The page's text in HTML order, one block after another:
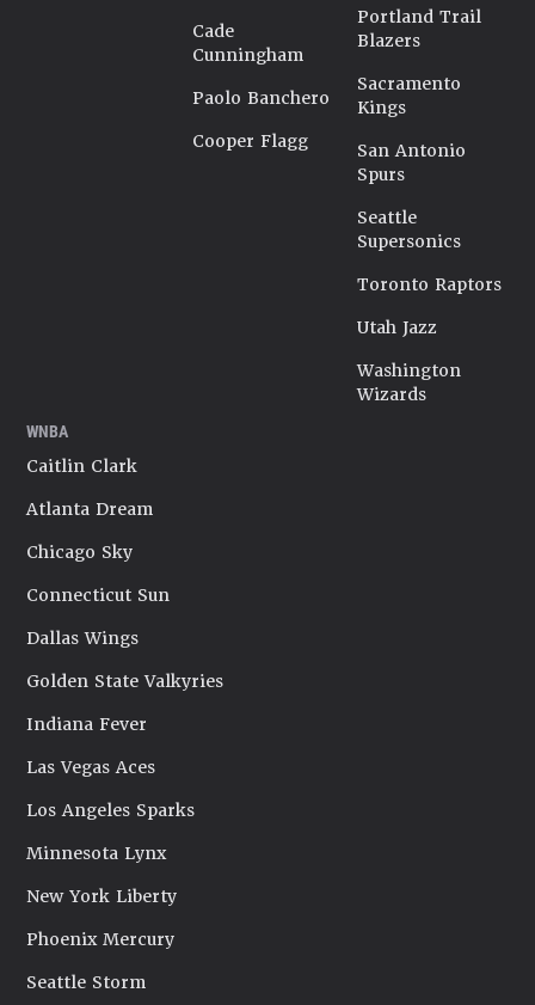
Cade
Cunningham
Paolo Banchero
Cooper Flagg
Portland Trail
Blazers
Sacramento
Kings
San Antonio
Spurs
Seattle
Supersonics
Toronto Raptors
Utah Jazz
Washington
Wizards
WNBA
Caitlin Clark
Atlanta Dream
Chicago Sky
Connecticut Sun
Dallas Wings
Golden State Valkyries
Indiana Fever
Las Vegas Aces
Los Angeles Sparks
Minnesota Lynx
New York Liberty
Phoenix Mercury
Seattle Storm